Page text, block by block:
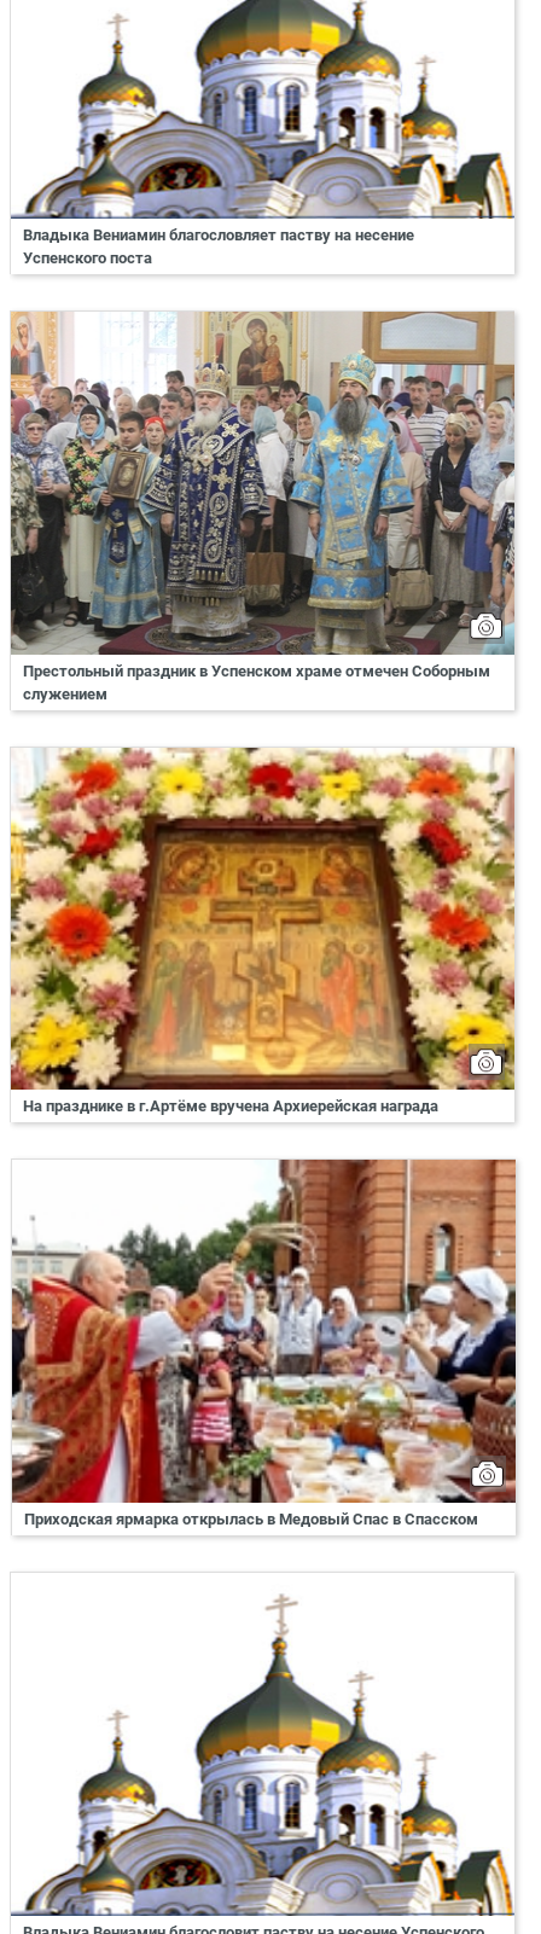
Владыка Вениамин благословляет паству на несение
Успенского поста
Престольный праздник в Успенском храме отмечен Соборным
служением
На празднике в г.Артёме вручена Архиерейская награда
Приходская ярмарка открылась в Медовый Спас в Спасском